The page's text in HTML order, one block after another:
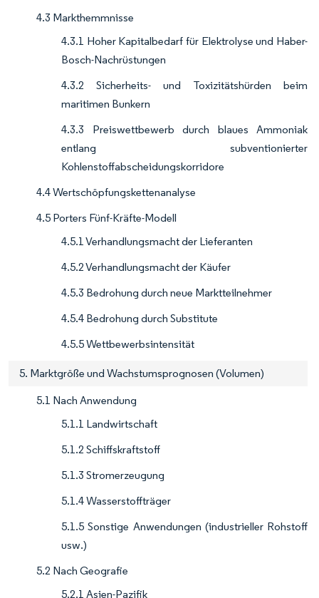
4.3 Markthemmnisse
4.3.1 Hoher Kapitalbedarf für Elektrolyse und Haber-
Bosch-Nachrüstungen
4.3.2 Sicherheits- und Toxizitätshürden beim
maritimen Bunkern
4.3.3 Preiswettbewerb durch blaues Ammoniak
entlang subventionierter
Kohlenstoffabscheidungskorridore
4.4 Wertschöpfungskettenanalyse
4.5 Porters Fünf-Kräfte-Modell
4.5.1 Verhandlungsmacht der Lieferanten
4.5.2 Verhandlungsmacht der Käufer
4.5.3 Bedrohung durch neue Marktteilnehmer
4.5.4 Bedrohung durch Substitute
4.5.5 Wettbewerbsintensität
5. Marktgröße und Wachstumsprognosen (Volumen)
5.1 Nach Anwendung
5.1.1 Landwirtschaft
5.1.2 Schiffskraftstoff
5.1.3 Stromerzeugung
5.1.4 Wasserstoffträger
5.1.5 Sonstige Anwendungen (industrieller Rohstoff
usw.)
5.2 Nach Geografie
5.2.1 Asien-Pazifik